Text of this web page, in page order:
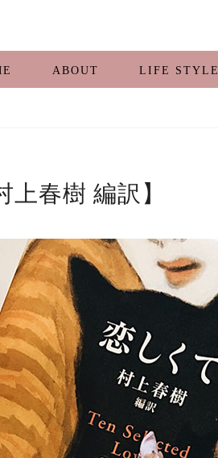
ABOUT LIFE STYLE
春樹 編訳】